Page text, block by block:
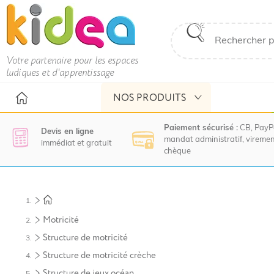
Votre partenaire pour les espaces
ludiques et d'apprentissage
NOS PRODUITS
Devis en ligne
immédiat et gratuit
Paiement sécurisé : CB,
mandat administratif,
chèque
invitons
contacter
le
service
commercial
Motricité
Structure de motricité
Structure de motricité crèche